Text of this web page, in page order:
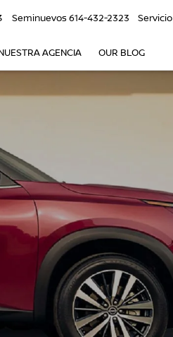
Seminuevos614-432-2323 Servicio
AGENCIA OUR BLOG